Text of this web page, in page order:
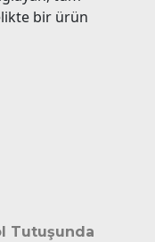
bir ürün
Tutuşunda